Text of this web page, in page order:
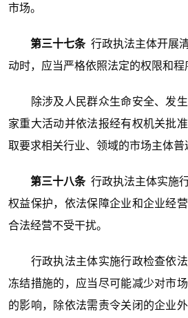
市场。
第三十七条 行政执法主体开展
动时，应当严格依照法定的权限和程
除涉及人民群众生命安全、发生
家重大活动并依法报经有权机关批
取要求相关行业、领域的市场主体普
第三十八条 行政执法主体实施
权益保护，依法保障企业和企业经
合法经营不受干扰。
行政执法主体实施行政检查依法
冻结措施的，应当尽可能减少对市
的影响，除依法需责令关闭的企业